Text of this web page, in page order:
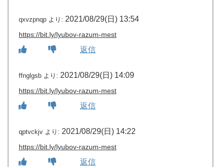
qxvzpnqp より: 2021/08/29(日) 13:54
https://bit.ly/lyubov-razum-mest
返信
ffnglgsb より: 2021/08/29(日) 14:09
https://bit.ly/lyubov-razum-mest
返信
qptvckjv より: 2021/08/29(日) 14:22
https://bit.ly/lyubov-razum-mest
返信